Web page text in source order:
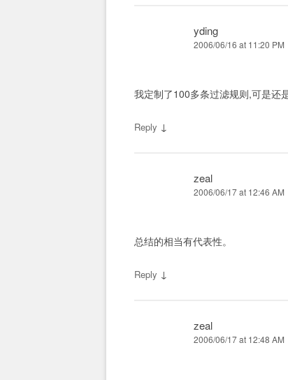
yding
2006/06/16 at 11:20 PM
我定制了100多条过滤规则,可是还
Reply ↓
zeal
2006/06/17 at 12:46 AM
总结的相当有代表性。
Reply ↓
zeal
2006/06/17 at 12:48 AM